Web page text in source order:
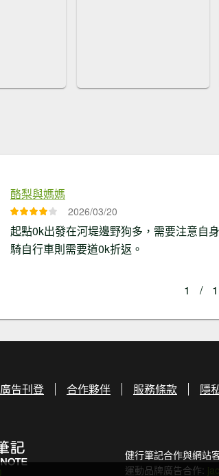
酪梨與媽媽
2026/03/20
起點0k出發在河堤邊野狗多，需要注意自
騎自行車則需要道0k折返。
1 / 1
廣告刊登 合作夥伴 服務條款 隱
健行筆記合作與網站
運動品牌廣告合作: